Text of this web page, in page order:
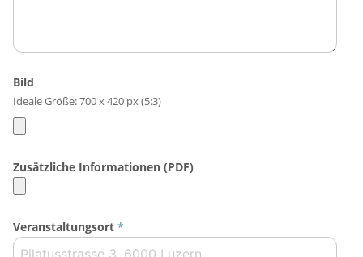
Bild
Ideale Größe: 700 x 420 px (5:3)
Zusätzliche Informationen (PDF)
Veranstaltungsort *